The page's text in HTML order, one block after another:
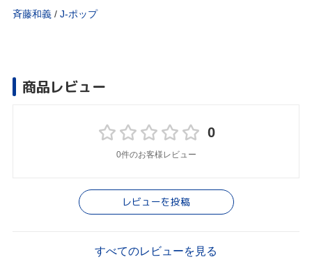
斉藤和義 / J‐ポップ
商品レビュー
0
0件のお客様レビュー
レビューを投稿
すべてのレビューを見る